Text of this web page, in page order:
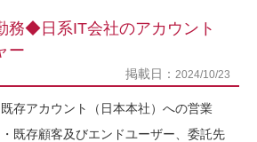
務◆日系IT会社のアカウント
ー
掲載日： 2024/10/23
既存アカウント（日本本社）への営業
・既存顧客及びエンドユーザー、委託先